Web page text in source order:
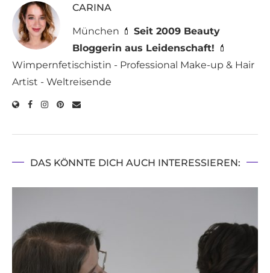
CARINA
München 💄 Seit 2009 Beauty
Bloggerin aus Leidenschaft! 💄
Wimpernfetischistin - Professional Make-up & Hair
Artist - Weltreisende
DAS KÖNNTE DICH AUCH INTERESSIEREN: